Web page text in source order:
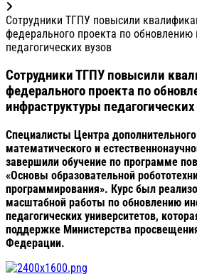
Сотрудники ТГПУ повысили
федерального проекта по обновлению
педагогических вузов
Сотрудники ТГПУ повысили
федерального проекта по
инфраструктуры педагогических
Специалисты Центра
математического и
завершили обучение по программе
«Основы образовательной
программирования». Курс был
масштабной работы по обновлению
педагогических университетов,
поддержке Министерства
Федерации.